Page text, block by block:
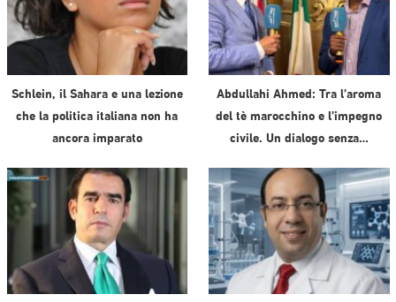
Schlein, il Sahara e una lezione
che la politica italiana non ha
ancora imparato
Abdullahi Ahmed: Tra l’aroma
del tè marocchino e l’impegno
civile. Un dialogo senza…